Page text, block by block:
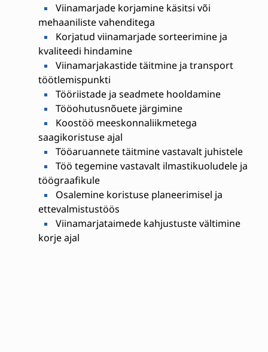
Viinamarjade korjamine käsitsi või
mehaaniliste vahenditega
Korjatud viinamarjade sorteerimine ja
kvaliteedi hindamine
Viinamarjakastide täitmine ja transport
töötlemispunkti
Tööriistade ja seadmete hooldamine
Tööohutusnõuete järgimine
Koostöö meeskonnaliikmetega
saagikoristuse ajal
Tööaruannete täitmine vastavalt juhistele
Töö tegemine vastavalt ilmastikuoludele ja
töögraafikule
Osalemine koristuse planeerimisel ja
ettevalmistustöös
Viinamarjataimede kahjustuste vältimine
korje ajal